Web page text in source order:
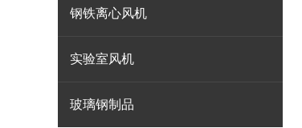
钢铁离心风机
实验室风机
玻璃钢制品